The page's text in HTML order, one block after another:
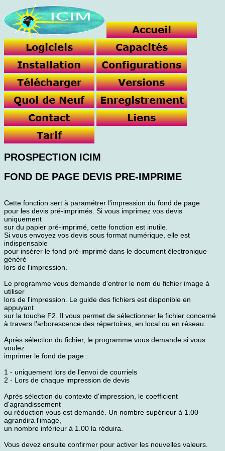
PROSPECTION ICIM
FOND DE PAGE DEVIS PRE-IMPRIME
Cette fonction sert à paramétrer l'impression du fond de page
pour les devis pré-imprimés. Si vous imprimez vos devis
uniquement
sur du papier pré-imprimé, cette fonction est inutile.
Si vous envoyez vos devis sous format numérique, elle est
indispensable
pour insérer le fond pré-imprimé dans le document électronique
généré
lors de l'impression.
Le programme vous demande d'entrer le nom du fichier image à
utiliser
lors de l'impression. Le guide des fichiers est disponible en
appuyant
sur la touche F2. Il vous permet de sélectionner le fichier concerné
à travers l'arborescence des répertoires, en local ou en réseau.
Après sélection du fichier, le programme vous demande si vous
voulez
imprimer le fond de page :
1 - uniquement lors de l'envoi de courriels
2 - Lors de chaque impression de devis
Après sélection du contexte d'impression, le coefficient
d'agrandissement
ou réduction vous est demandé. Un nombre supérieur à 1.00
agrandira l'image,
un nombre inférieur à 1.00 la réduira.
Vous devez ensuite confirmer pour activer les nouvelles valeurs.